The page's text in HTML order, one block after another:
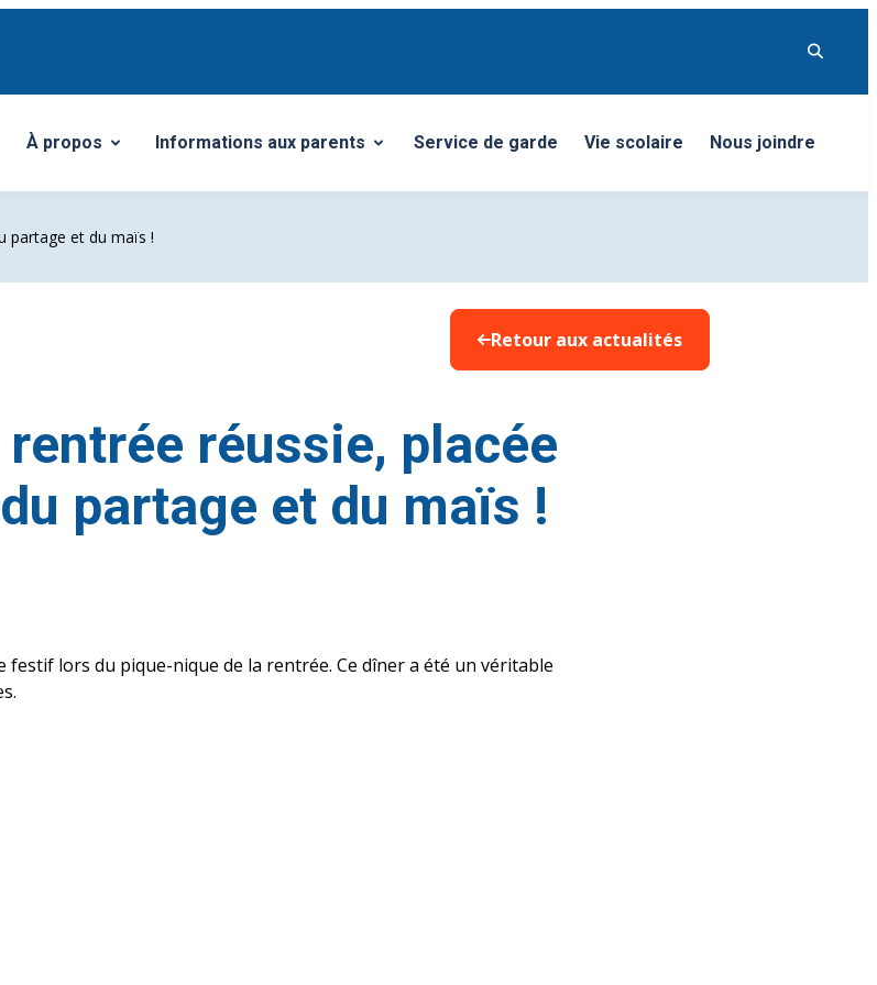
À propos
Ouvrir/Fermer le sous-menuInformations aux parents
Ouvrir/Fermer le sous-menu Service de garde Vie scolaire Nous joindre
partage et du maïs !
Retour aux actualités
réussie, placée
partage et du maïs !
festif lors du pique-nique de la rentrée. Ce dîner a été un véritable